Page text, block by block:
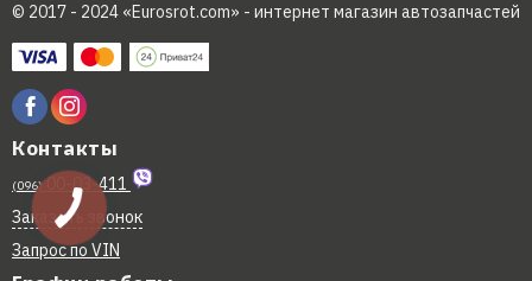
© 2017 - 2024 «Eurosrot.com» - интернет магазин автозапчастей
Контакты
(096)00-03-411
Заказать звонок
Запрос по VIN